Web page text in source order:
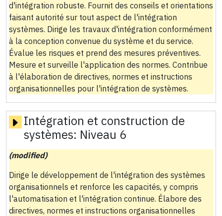
d'intégration robuste. Fournit des conseils et orientations
faisant autorité sur tout aspect de l'intégration
systèmes. Dirige les travaux d'intégration conformément
à la conception convenue du système et du service.
Évalue les risques et prend des mesures préventives.
Mesure et surveille l'application des normes. Contribue
à l'élaboration de directives, normes et instructions
organisationnelles pour l'intégration de systèmes.
Intégration et construction de
systèmes: Niveau 6
(modified)
Dirige le développement de l'intégration des systèmes
organisationnels et renforce les capacités, y compris
l'automatisation et l'intégration continue. Élabore des
directives, normes et instructions organisationnelles